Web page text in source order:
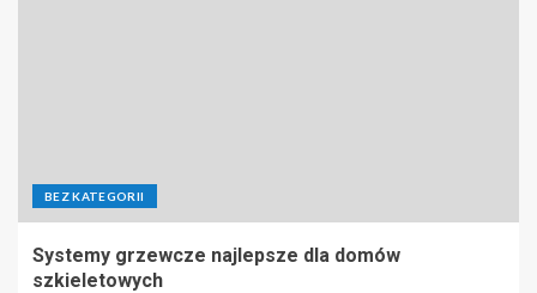
BEZ KATEGORII
Systemy grzewcze najlepsze dla domów
szkieletowych